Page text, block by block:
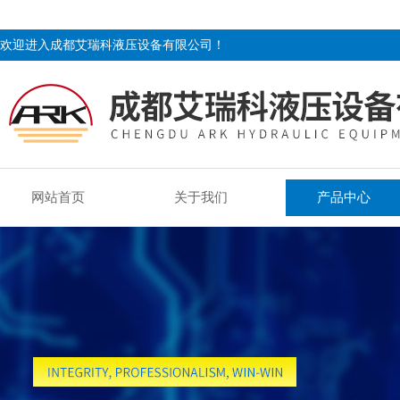
欢迎进入成都艾瑞科液压设备有限公司！
网站首页 关于我们 产品中心